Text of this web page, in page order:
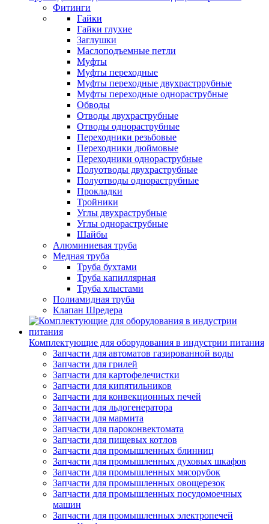
Фитинги
Гайки
Гайки глухие
Заглушки
Маслоподъемные петли
Муфты
Муфты переходные
Муфты переходные двухрастррубные
Муфты переходные однораструбные
Обводы
Отводы двухраструбные
Отводы однораструбные
Переходники резьбовые
Переходники дюймовые
Переходники однораструбные
Полуотводы двухраструбные
Полуотводы однораструбные
Прокладки
Тройники
Углы двухраструбные
Углы однораструбные
Шайбы
Алюминиевая труба
Медная труба
Труба бухтами
Труба капиллярная
Труба хлыстами
Полиамидная труба
Клапан Шредера
Комплектующие для оборудования в индустрии питания
Запчасти для автоматов газированной воды
Запчасти для грилей
Запчасти для картофелечистки
Запчасти для кипятильников
Запчасти для конвекционных печей
Запчасти для льдогенератора
Запчасти для мармита
Запчасти для пароконвектомата
Запчасти для пищевых котлов
Запчасти для промышленных блинниц
Запчасти для промышленных духовых шкафов
Запчасти для промышленных мясорубок
Запчасти для промышленных овощерезок
Запчасти для промышленных посудомоечных
машин
Запчасти для промышленных электропечей